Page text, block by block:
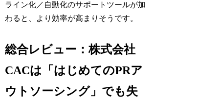
ライン化／自動化のサポートツールが加
わると、より効率が高まりそうです。
総合レビュー：株式会社
CACは「はじめてのPRア
ウトソーシング」でも失